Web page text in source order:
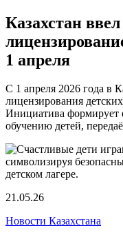
Казахстан
1 апреля
С 1 апреля 2026 года в
лицензирования
Инициатива формирует
обучению детей,
21.05.26
Новости Казахстана